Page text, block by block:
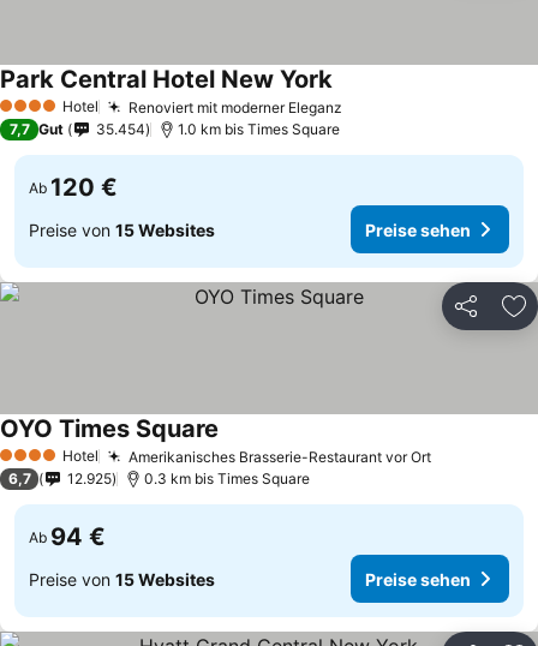
4 Sterne Hotel Renoviert mit moderner Eleganz
Park Central Hotel New York
7,7 Gut 35.454 1.0 km bis Times Square
Ab 120 €
Preise von 15 Websites Preise sehen
Teilen
4 Sterne Hotel Amerikanisches Brasserie-Restaurant vor Ort
OYO Times Square
6,7 12.925 0.3 km bis Times Square
Ab 94 €
Preise von 15 Websites Preise sehen